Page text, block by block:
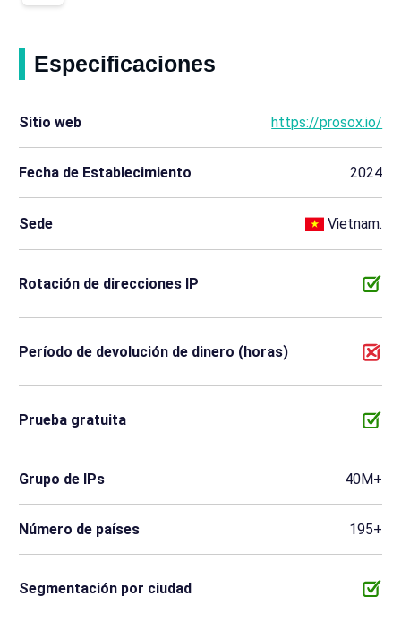
Especificaciones
Sitio web https://prosox.io/
Fecha de Establecimiento 2024
Sede Vietnam.
Rotación de direcciones IP
Período de devolución de dinero (horas)
Prueba gratuita
Grupo de IPs 40M+
Número de países 195+
Segmentación por ciudad